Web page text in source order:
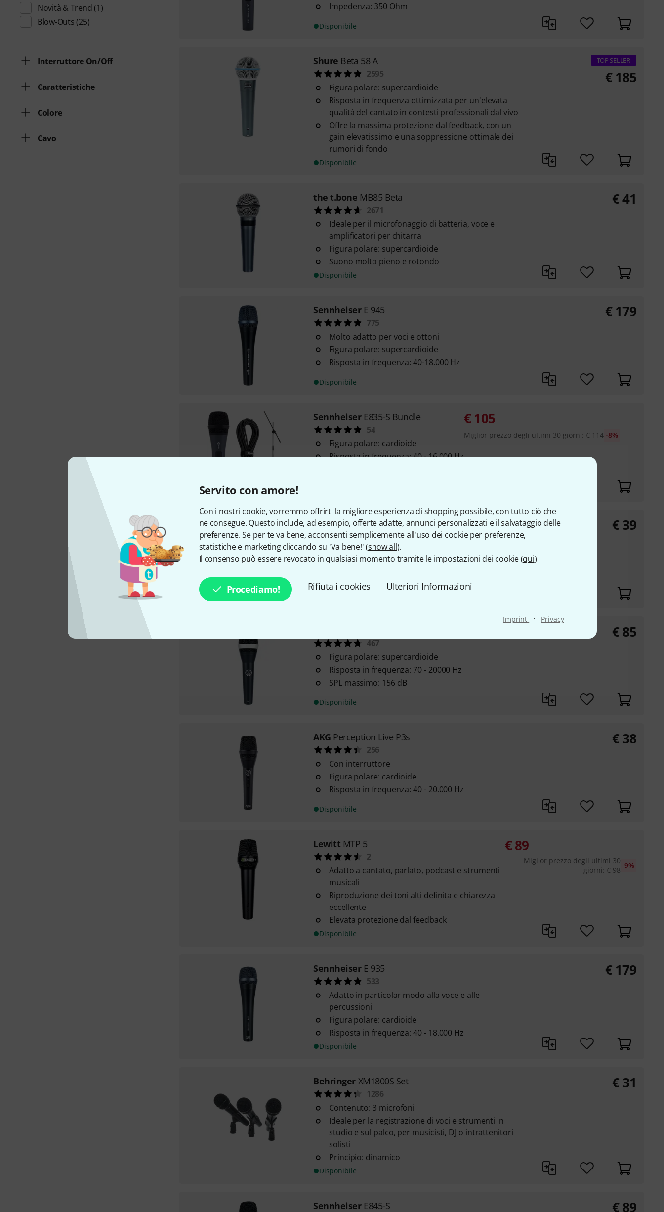
Servito con amore!
Con i nostri cookie, vorremmo offrirti la migliore esperienza di shopping possibile, con tutto ciò che
ne consegue. Questo include, ad esempio, offerte adatte, annunci personalizzati e il salvataggio delle
preferenze. Se per te va bene, acconsenti semplicemente all'uso dei cookie per preferenze,
statistiche e marketing cliccando su 'Va bene!' (show all).
Il consenso può essere revocato in qualsiasi momento tramite le impostazioni dei cookie (qui)
Procediamo! Rifiuta i cookies Ulteriori Informazioni
Imprint · Privacy
Novità & Trend (1)
Blow-Outs (25)
Interruttore On/Off
Caratteristiche
Colore
Cavo
Impedenza: 350 Ohm
Disponibile
Shure Beta 58 A
2595
Figura polare: supercardioide
Risposta in frequenza ottimizzata per un'elevata
qualità del cantato in contesti professionali dal vivo
Offre la massima protezione dal feedback, con un
gain elevatissimo e una soppressione ottimale dei
rumori di fondo
Disponibile
TOP SELLER
€ 185
the t.bone MB85 Beta
2671
Ideale per il microfonaggio di batteria, voce e
amplificatori per chitarra
Figura polare: supercardioide
Suono molto pieno e rotondo
Disponibile
€41
Sennheiser E 945
775
Molto adatto per voci e ottoni
Figura polare: supercardioide
Risposta in frequenza: 40-18.000 Hz
Disponibile
€ 179
Sennheiser E835-S Bundle
54
Figura polare: cardioide
Risposta in frequenza: 40 - 16.000 Hz
€ 105
Miglior prezzo degli ultimi 30 giorni: € 114 -8%
the t.bone MB 88U Dual
251
Con collegamento XLR e USB
Figura polare: cardioide
Disponibile
€ 39
467
Figura polare: supercardioide
Risposta in frequenza: 70 - 20000 Hz
SPL massimo: 156 dB
Disponibile
€ 85
AKG Perception Live P3s
256
Con interruttore
Figura polare: cardioide
Risposta in frequenza: 40 - 20.000 Hz
Disponibile
€ 38
Lewitt MTP 5
2
Adatto a cantato, parlato, podcast e strumenti
musicali
Riproduzione dei toni alti definita e chiarezza
eccellente
Elevata protezione dal feedback
Disponibile
€89
Miglior prezzo degli ultimi 30
giorni: € 98
-9%
Sennheiser E 935
533
Adatto in particolar modo alla voce e alle
percussioni
Figura polare: cardioide
Risposta in frequenza: 40 - 18.000 Hz
Disponibile
€ 179
Behringer XM1800S Set
1286
Contenuto: 3 microfoni
Ideale per la registrazione di voci e strumenti in
studio e sul palco, per musicisti, DJ o intrattenitori
solisti
Principio: dinamico
Disponibile
€ 31
Sennheiser E845-S € 89